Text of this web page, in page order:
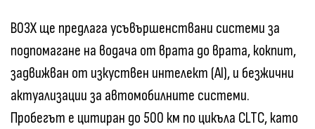
B03X ще предлага усъвършенствани системи за
подпомагане на водача от врата до врата, кокпит,
задвижван от изкуствен интелект (AI), и безжични
актуализации за автомобилните системи.
Пробегът е цитиран до 500 км по цикъла CLTC, като